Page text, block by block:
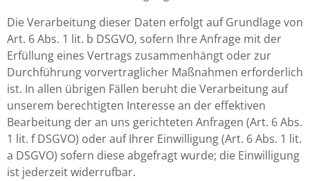
Die Verarbeitung dieser Daten erfolgt auf Grundlage von
Art. 6 Abs. 1 lit. b DSGVO, sofern Ihre Anfrage mit der
Erfüllung eines Vertrags zusammenhängt oder zur
Durchführung vorvertraglicher Maßnahmen erforderlich
ist. In allen übrigen Fällen beruht die Verarbeitung auf
unserem berechtigten Interesse an der effektiven
Bearbeitung der an uns gerichteten Anfragen (Art. 6 Abs.
1 lit. f DSGVO) oder auf Ihrer Einwilligung (Art. 6 Abs. 1 lit.
a DSGVO) sofern diese abgefragt wurde; die Einwilligung
ist jederzeit widerrufbar.